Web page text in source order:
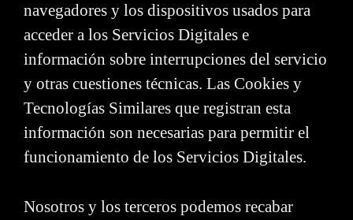
navegadores y los dispositivos usados para
acceder a los Servicios Digitales e
información sobre interrupciones del servicio
y otras cuestiones técnicas. Las Cookies y
Tecnologías Similares que registran esta
información son necesarias para permitir el
funcionamiento de los Servicios Digitales.
Nosotros y los terceros podemos recabar